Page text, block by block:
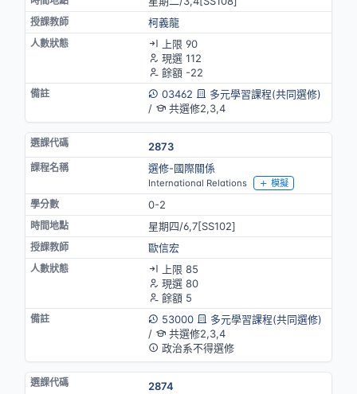
柯義龍
上限 90
現選 112
餘額 -22
03462
多元學習課程(共同選修)
/
共選修2,3,4
2873
選修-國際關係
International Relations 模擬
0-2
星期四/6,7[SS102]
歐信宏
上限 85
現選 80
餘額 5
53000
多元學習課程(共同選修)
/
共選修2,3,4
政治系不得選修
2874